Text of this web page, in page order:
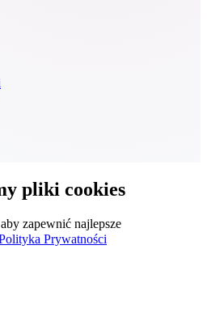
pliki cookies
zapewnić najlepsze
Prywatności